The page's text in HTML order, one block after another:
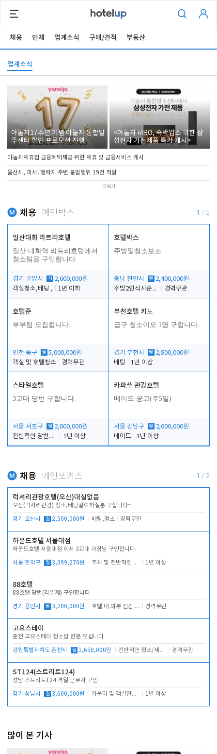
채용 인재 업계소식 구매/견적 부동산
업계소식
야놀자17주년 기념 야놀자 통합발
주센터 할인 프로모션 진행
<야놀자 MRO, 숙박업소 위한 삼
성전자 가전제품 특가 개시>
야놀자제휴점 금융혜택제공 위한 제휴 및 금융서비스 게시
울산시, 피서․행락지 주변 불법행위 19건 적발
더보기
채용 메인박스 1 / 5
일산대화 라트리호텔
일산 대화역 라트리호텔에서
청소팀을 구인합니다.
경기 고양시 시
2,600,000원
객실청소,베팅 ,
1년 이하
호텔박스
주방및청소보조
충남 천안시 월 2,400,000원
주방2인식사준비및청소린렌보조
경력무관
호텔준
부부팀 모집합니다.
인천 중구 월 5,000,000원
객실 및 호텔청소
경력무관
부천호텔 키노
급구 청소이모 1명 구합니다.
경기 부천시 월 2,800,000원
베팅
1년 이상
스타일호텔
3교대 당번 구합니다.
서울 서초구 월 2,800,000원
전반적인 당번업무
1년 이상
카파쓰 관광호텔
메이드 공고(주5일)
서울 강남구 월 2,600,000원
메이드
1년 이상
채용 메인포커스 1 / 2
럭셔리관광호텔(오산)대실없음
오산(럭셔리관광) 청소,베팅같이하실분 구합니다~
경기 오산시 월 2,500,000원 베팅,청소 경력무관
하운드호텔 서울대점
하운드호텔 서울대점 에서 3교대 과장님 구인합니다.
서울 관악구 월 3,099,270원 주차 및 전반적인 당번업무 1년 이상
88호텔
88호텔 당번(격일제) 구인합니다
경기 용인시 월 3,200,000원 호텔 내 외부 점검 및 프런트 운영 경력무관
고요스테이
춘천 고요스테이 청소팀 한분 모십니다
강원특별자치도 춘천시 월 1,650,000원 전반적인 청소/세탁업무 경력무관
ST124(스트리트124)
성남 스트리트124 격일 근무자 구인
경기 성남시 월 3,600,000원 카운터 및 객실관리 전반 1년 이상
많이 본 기사